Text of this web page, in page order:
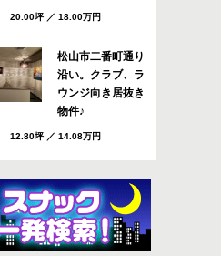
20.00坪 ／ 18.00万円
松山市二番町通り
沿い。クラブ、ラ
ウンジ向き居抜き
物件♪
12.80坪 ／ 14.08万円
松山市 八坂通り
すぐのバー・スナ
ック向き居抜き店
舗！共益費・ごみ
処理費サービ